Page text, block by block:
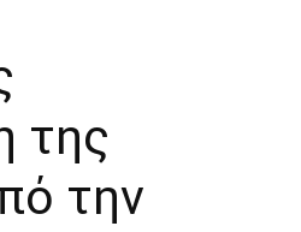
της
την